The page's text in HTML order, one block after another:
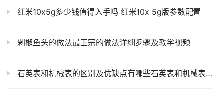
红米10x5g多少钱值得入手吗 红米10x 5g版参数配置
剁椒鱼头的做法最正宗的做法详细步骤及教学视频
石英表和机械表的区别及优缺点有哪些石英表和机械表怎么选